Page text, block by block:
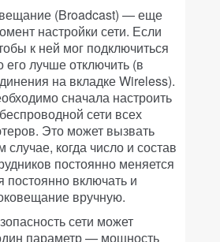
(Broadcast) — еще
настройки сети. Если
к ней мог подключиться
его лучше отключить (в
на вкладке Wireless).
сначала настроить
сети всех
Это может вызвать
случае, когда число и состав
постоянно меняется
включать и
вручную.
сети может
параметр — мощность